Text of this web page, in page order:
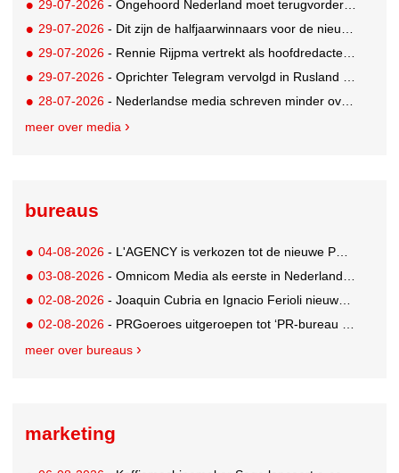
29-07-2026 - Ongehoord Nederland moet terugvordering betalen aan Commissariaat voor de Media
29-07-2026 - Dit zijn de halfjaarwinnaars voor de nieuwe Ster Goede Loeki 2026
29-07-2026 - Rennie Rijpma vertrekt als hoofdredacteur van het AD
29-07-2026 - Oprichter Telegram vervolgd in Rusland voor 'hulp aan terroristen'
28-07-2026 - Nederlandse media schreven minder over dit WK
meer over media
bureaus
04-08-2026 - L'AGENCY is verkozen tot de nieuwe PR-partner van KoRo
03-08-2026 - Omnicom Media als eerste in Nederland actief met advertenties in ChatGPT
02-08-2026 - Joaquin Cubria en Ignacio Ferioli nieuwe Global CCO’s GUT, Renata Neumann Global Head of Production
02-08-2026 - PRGoeroes uitgeroepen tot ‘PR-bureau van het jaar 2026’
meer over bureaus
marketing